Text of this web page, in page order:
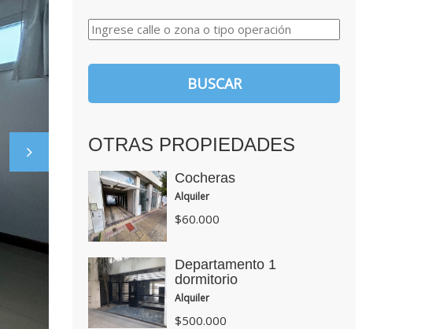
OTRAS PROPIEDADES
Cocheras
Alquiler
$60.000
Departamento 1
dormitorio
Alquiler
$500.000